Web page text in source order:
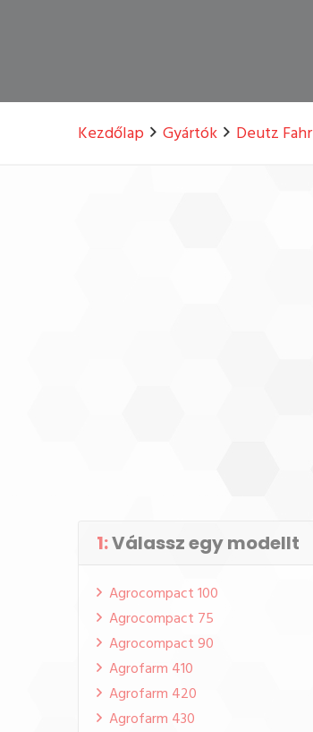
Kezdőlap Gyártók Deutz Fahr
1:Válassz egy modellt
Agrocompact 100
Agrocompact 75
Agrocompact 90
Agrofarm 410
Agrofarm 420
Agrofarm 430